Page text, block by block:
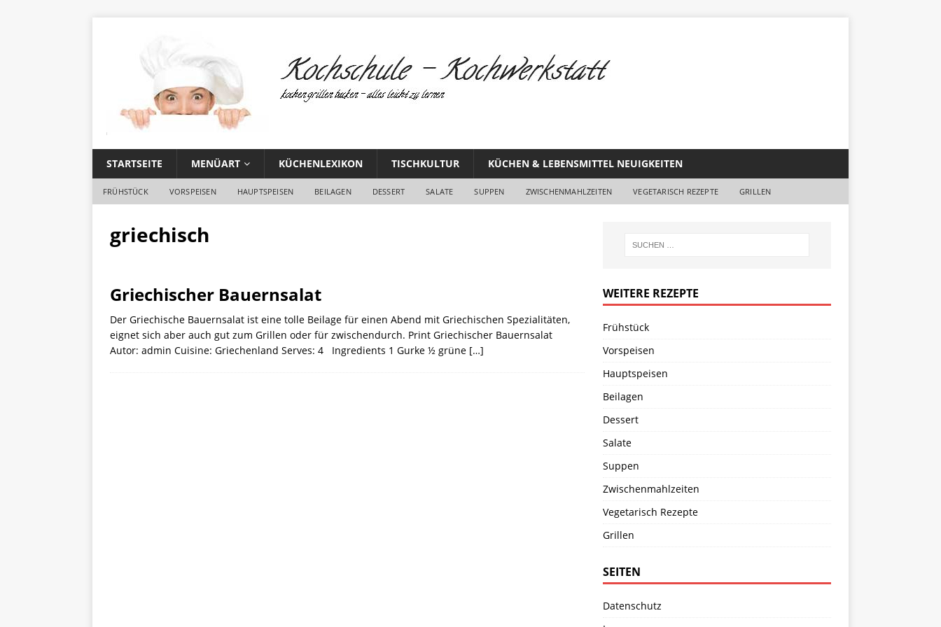
STARTSEITE MENÜART KÜCHENLEXIKON TISCHKULTUR KÜCHEN & LEBENSMITTEL NEUIGKEITEN
FRÜHSTÜCK VORSPEISEN HAUPTSPEISEN BEILAGEN DESSERT SALATE SUPPEN ZWISCHENMAHLZEITEN VEGETARISCH REZEPTE GRILLEN
griechisch
Griechischer Bauernsalat
Der Griechische Bauernsalat ist eine tolle Beilage für einen Abend mit Griechischen Spezialitäten,
eignet sich aber auch gut zum Grillen oder für zwischendurch. Print Griechischer Bauernsalat
Autor: admin Cuisine: Griechenland Serves: 4 Ingredients 1 Gurke ½ grüne […]
WEITERE REZEPTE
Frühstück
Vorspeisen
Hauptspeisen
Beilagen
Dessert
Salate
Suppen
Zwischenmahlzeiten
Vegetarisch Rezepte
Grillen
SEITEN
Datenschutz